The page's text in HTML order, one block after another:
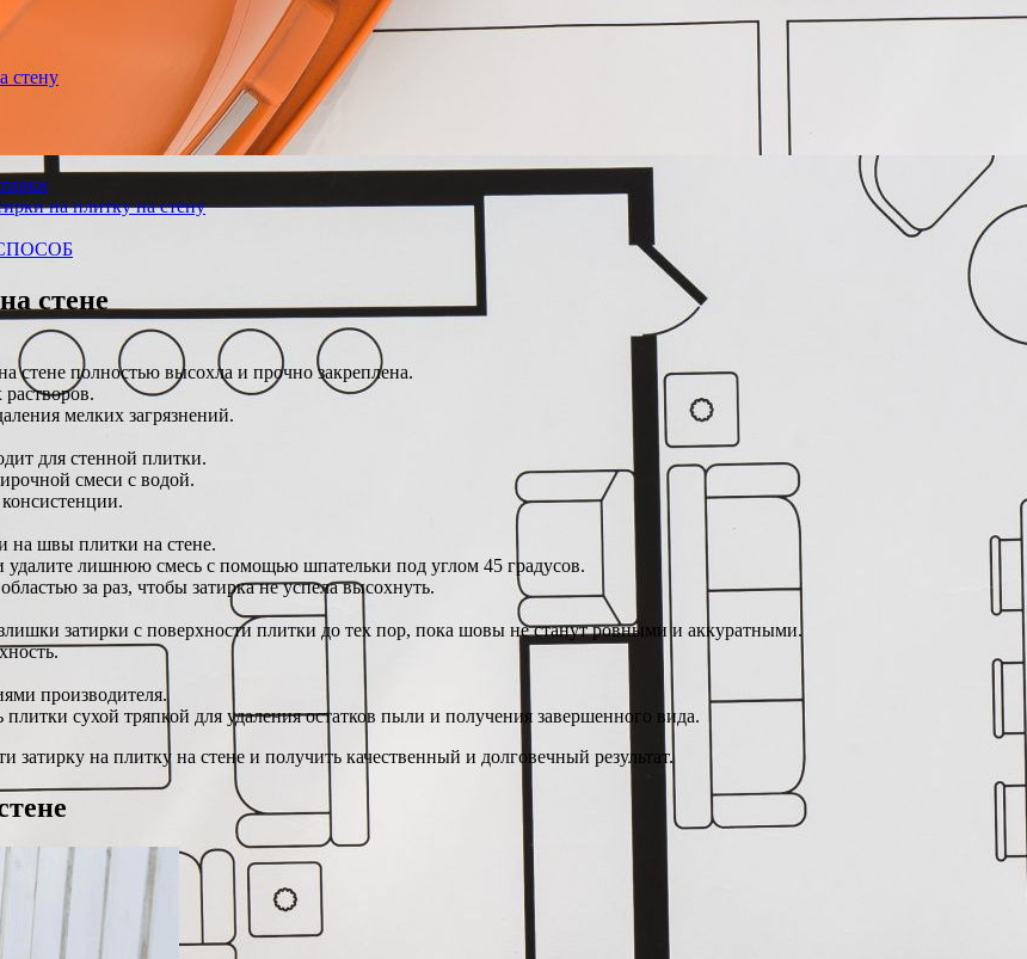
стену
на плитку на стену
стене
стене полностью высохла и прочно закреплена.
мелких загрязнений.
для стенной плитки.
смеси с водой.
на швы плитки на стене.
удалите лишнюю смесь с помощью шпательки под углом 45 градусов.
за раз, чтобы затирка не успела высохнуть.
затирки с поверхности плитки до тех пор, пока шовы не станут ровными и аккуратными.
производителя.
сухой тряпкой для удаления остатков пыли и получения завершенного вида.
на плитку на стене и получить качественный и долговечный результат.